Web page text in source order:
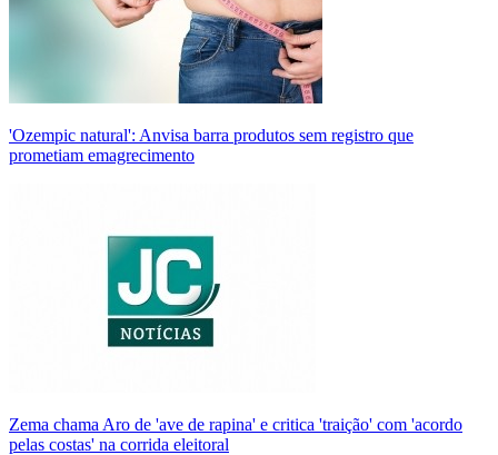
'Ozempic natural': Anvisa barra produtos sem registro que
prometiam emagrecimento
Zema chama Aro de 'ave de rapina' e critica 'traição' com 'acordo
pelas costas' na corrida eleitoral